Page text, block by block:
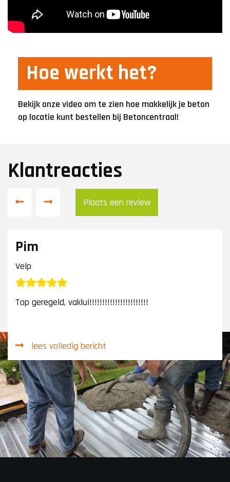
Hoe werkt het?
Bekijk onze video om te zien hoe makkelijk je beton
op locatie kunt bestellen bij Betoncentraal!
Klantreacties
Pim
Velp
Top geregeld, vaklui!!!!!!!!!!!!!!!!!!!!!!!
lees volledig bericht
Plaats een review